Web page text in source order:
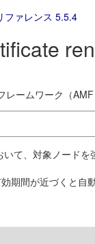
ファレンス 5.5.4
レームワーク（
いて、対象ノード
期間が近づくと